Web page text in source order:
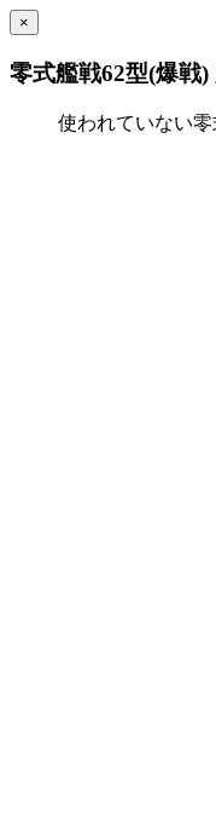
×
零式艦戦62型(爆戦)
使われていない